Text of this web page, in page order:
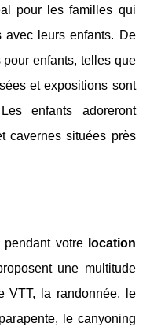
pour les familles qui
avec leurs enfants. De
enfants, telles que
et expositions sont
enfants adoreront
cavernes situées près
pendant votre location
une multitude
VTT, la randonnée, le
le canyoning